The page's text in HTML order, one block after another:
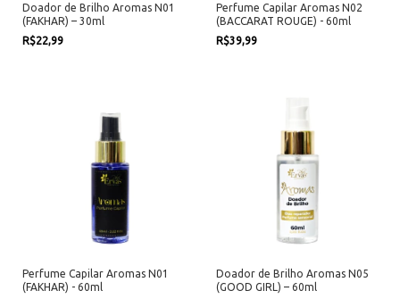
Doador de Brilho Aromas N01
(FAKHAR) – 30ml
R$22,99
Perfume Capilar Aromas N02
(BACCARAT ROUGE) - 60ml
R$39,99
Perfume Capilar Aromas N01
(FAKHAR) - 60ml
Doador de Brilho Aromas N05
(GOOD GIRL) – 60ml